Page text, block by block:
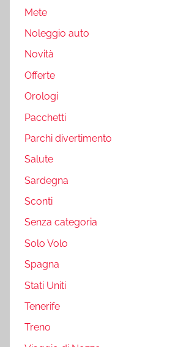
Mete
Noleggio auto
Novità
Offerte
Orologi
Pacchetti
Parchi divertimento
Salute
Sardegna
Sconti
Senza categoria
Solo Volo
Spagna
Stati Uniti
Tenerife
Treno